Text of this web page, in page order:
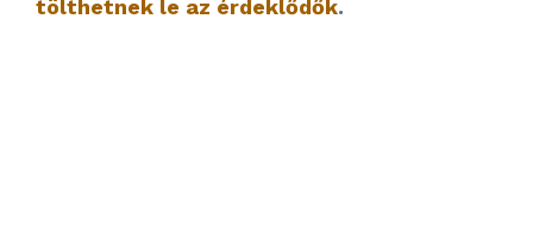
tölthetnek le az érdeklődők.